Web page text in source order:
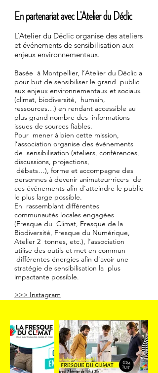
En partenariat avec L'Atelier du Déclic
L’Atelier du Déclic organise des ateliers
et événements de sensibilisation aux
enjeux environnementaux.
Basée à Montpellier, l’Atelier du Déclic a
pour but de sensibiliser le grand public
aux enjeux environnementaux et sociaux
(climat, biodiversité, humain,
ressources…) en rendant accessible au
plus grand nombre des informations
issues de sources fiables.
Pour mener à bien cette mission,
l’association organise des événements
de sensibilisation (ateliers, conférences,
discussions, projections,
débats…), forme et accompagne des
personnes à devenir animateur·rice·s de
ces événements afin d’atteindre le public
le plus large possible.
En rassemblant différentes
communautés locales engagées
(Fresque du Climat, Fresque de la
Biodiversité, Fresque du Numérique,
Atelier 2 tonnes, etc.), l’association
utilise des outils et met en commun
différentes énergies afin d’avoir une
stratégie de sensibilisation la plus
impactante possible.
>>> Instagram